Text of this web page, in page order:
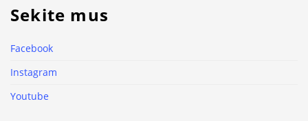
Sekite mus
Facebook
Instagram
Youtube